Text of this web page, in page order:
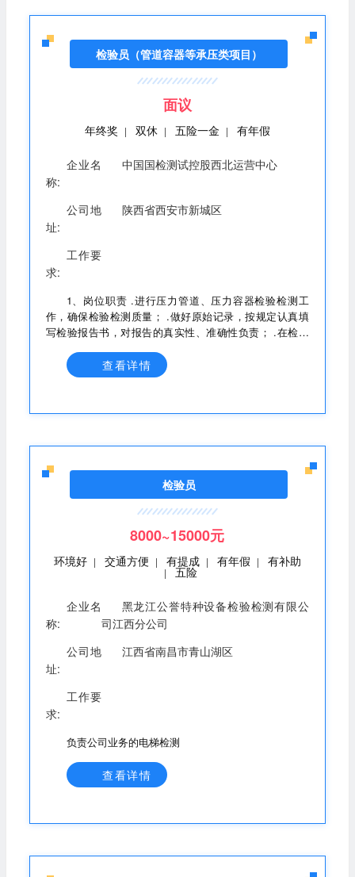
检验员（管道容器等承压类项目）
面议
年终奖 | 双休 | 五险一金 | 有年假
企业名
称:
中国国检测试控股西北运营中心
公司地
址:
陕西省西安市新城区
工作要
求:
1、岗位职责 .进行压力管道、压力容器检验检测工
作，确保检验检测质量； .做好原始记录，按规定认真填
写检验报告书，对报告的真实性、准确性负责； .在检验
提下，积极为被检单位做好服务工作。 2、任职要求 ·45周
岁以下（能力突出可适当放宽)； ·大专及以上学历; ·理工
质; ·熟悉压力管道/容器定检、型检，理论基础扎实，能够
检验经验者优先、有驾驶证熟练驾驶者优先; ·工作认真负
恶劣工作环境。
查看详情
检验员
8000~15000元
环境好 | 交通方便 | 有提成 | 有年假 | 有补助
| 五险
企业名
称:
黑龙江公誉特种设备检验检测有限公
司江西分公司
公司地
址:
江西省南昌市青山湖区
工作要
求:
负责公司业务的电梯检测
查看详情